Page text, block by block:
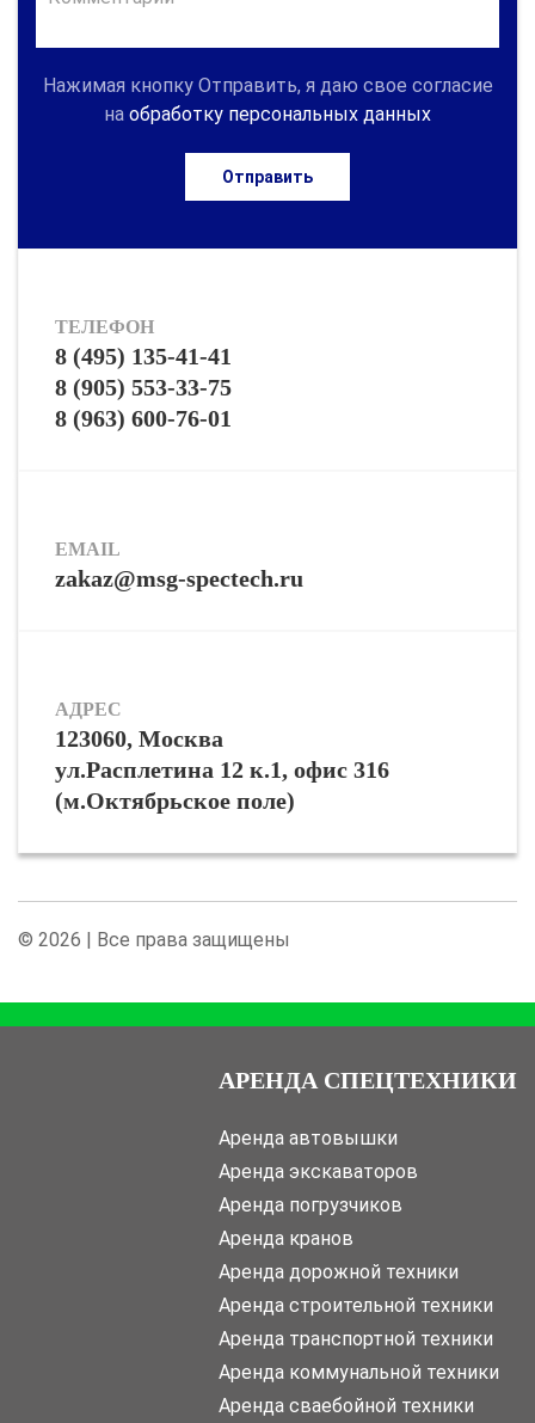
Нажимая кнопку Отправить, я даю свое согласие
на обработку персональных данных
Отправить
ТЕЛЕФОН
8 (495) 135-41-41
8 (905) 553-33-75
8 (963) 600-76-01
EMAIL
zakaz@msg-spectech.ru
АДРЕС
123060, Москва
ул.Расплетина 12 к.1, офис 316
(м.Октябрьское поле)
© 2026 | Все права защищены
АРЕНДА СПЕЦТЕХНИКИ
Аренда автовышки
Аренда экскаваторов
Аренда погрузчиков
Аренда кранов
Аренда дорожной техники
Аренда строительной техники
Аренда транспортной техники
Аренда коммунальной техники
Аренда сваебойной техники